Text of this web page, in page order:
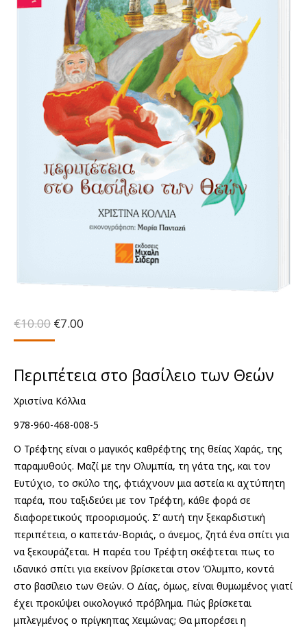
€10.00 Original
price
€10.00.
€7.00
είναι:
€7.00.
Περιπέτεια στο βασίλειο των Θεών
Χριστίνα Κόλλια
978-960-468-008-5
Ο Τρέφτης είναι ο μαγικός καθρέφτης της θείας Χαράς, της
παραμυθούς. Μαζί με την Ολυμπία, τη γάτα της, και τον
Ευτύχιο, το σκύλο της, φτιάχνουν μια αστεία κι αχτύπητη
παρέα, που ταξιδεύει με τον Τρέφτη, κάθε φορά σε
διαφορετικούς προορισμούς. Σ’ αυτή την ξεκαρδιστική
περιπέτεια, ο καπετάν-Βοριάς, ο άνεμος, ζητά ένα σπίτι για
να ξεκουράζεται. Η παρέα του Τρέφτη σκέφτεται πως το
ιδανικό σπίτι για εκείνον βρίσκεται στον Όλυμπο, κοντά
στο βασίλειο των Θεών. Ο Δίας, όμως, είναι θυμωμένος γιατί
έχει προκύψει οικολογικό πρόβλημα. Πώς βρίσκεται
μπλεγμένος ο πρίγκηπας Χειμώνας; Θα μπορέσει η